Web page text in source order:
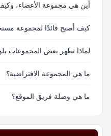
أين هي مجموعة الأعضاء،
كيف أصبح قائدًا لمجموعة
لماذا تظهر بعض المجموعات
ما هي المجموعة الافتراضية؟
ما هي وصلة فريق الموقع؟